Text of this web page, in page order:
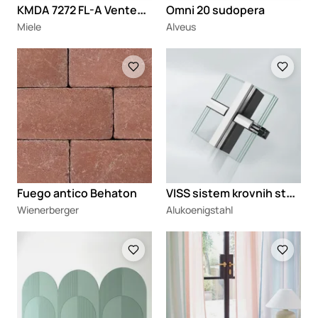
K
MDA 7272 FL-A Vented indukciona ploča sa ugradnim aspiratorom
Miele
Omni 20 sudopera
Alveus
Loading
Fuego antico Behaton
Wienerberger
V
ISS sistem krovnih staklenih fasada
Alukoenigstahl
Loading